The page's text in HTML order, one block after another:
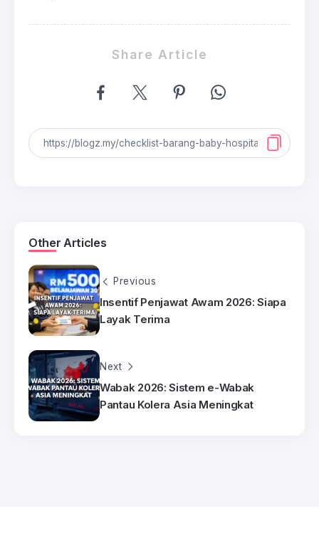
Share Article
Other Articles
Previous
Insentif Penjawat Awam 2026: Siapa
Layak Terima
Next
Wabak 2026: Sistem e-Wabak
Pantau Kolera Asia Meningkat